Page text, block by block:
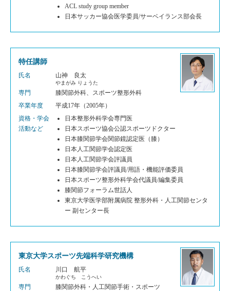
ACL study group member
日本サッカー協会医学委員/サーベイランス部会長
特任講師
氏名 山神 良太
やまがみ りょうた
専門
膝関節外科、スポーツ整形外科
卒業年度
平成17年（2005年）
資格・学会
活動など
日本整形外科学会専門医
日本スポーツ協会公認スポーツドクター
日本膝関節学会関節鏡認定医（膝）
日本人工関節学会認定医
日本人工関節学会評議員
日本膝関節学会評議員/用語・機能評価委員
日本スポーツ整形外科学会代議員/編集委員
膝関節フォーラム世話人
東京大学医学部附属病院 整形外科・人工関節センタ
ー 副センター長
東京大学スポーツ先端科学研究機構
氏名 川口 航平
かわぐち こうへい
専門
膝関節外科・人工関節手術・スポーツ